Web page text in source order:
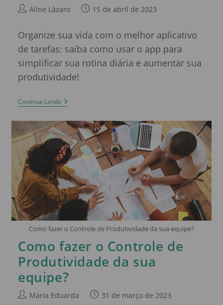
Aline Lázaro 15 de abril de 2023
Organize sua vida com o melhor aplicativo
de tarefas: saiba como usar o app para
simplificar sua rotina diária e aumentar sua
produtividade!
Continue Lendo
Como fazer o Controle de Produtividade da sua equipe?
Como fazer o Controle de
Produtividade da sua
equipe?
Maria Eduarda 31 de março de 2023